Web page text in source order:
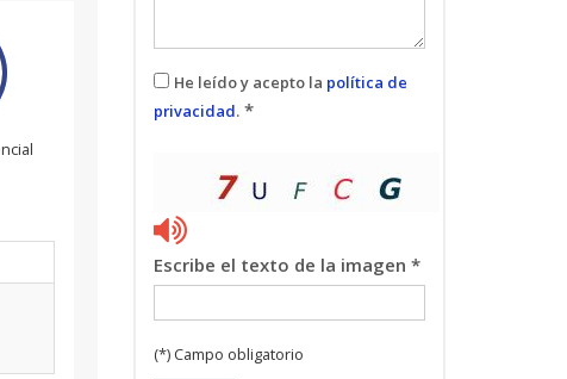
He leído y acepto la política de
privacidad.*
Escribe el texto de la imagen *
(*) Campo obligatorio